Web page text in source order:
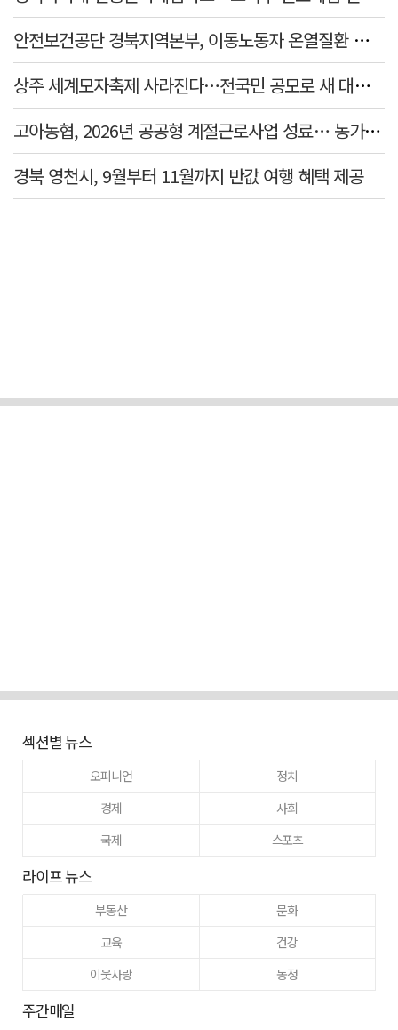
안전보건공단 경북지역본부, 이동노동자 온열질환 예방 캠페인
상주 세계모자축제 사라진다…전국민 공모로 새 대표축제 발굴 나서
고아농협, 2026년 공공형 계절근로사업 성료… 농가 일손 부족 해소 '효자'
경북 영천시, 9월부터 11월까지 반값 여행 혜택 제공
섹션별 뉴스
오피니언
정치
경제
사회
국제
스포츠
라이프 뉴스
부동산
문화
교육
건강
이웃사랑
동정
주간매일